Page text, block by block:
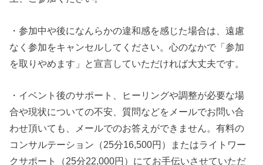
・参加中や後になんらかの違和感を感じた場合は、遠慮
なく参加をキャンセルしてください。心のなかで「参加
を取りやめます」と宣言していただければ大丈夫です。
・イベント後のサポート、ヒーリングや調整が必要な場
合や現状についての不安、質問などをメールでお問い合
わせ頂いても、メールでのお答えができません。有料の
コンサルテーション（25分16,500円）またはライトワー
クサポート（25分22,000円）にてお手伝いさせていただ